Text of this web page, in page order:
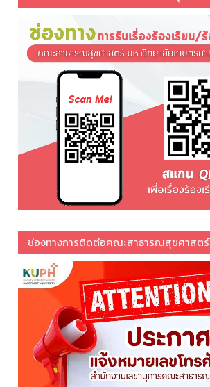
ช่องทางการติดต่อคณะสาธารณสุขศาสตร์